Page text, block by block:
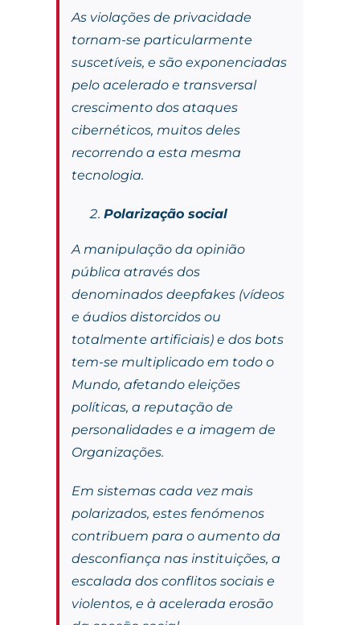
As violações de privacidade
tornam-se particularmente
suscetíveis, e são exponenciadas
pelo acelerado e transversal
crescimento dos ataques
cibernéticos, muitos deles
recorrendo a esta mesma
tecnologia.
Polarização social
A manipulação da opinião
pública através dos
denominados deepfakes(vídeos
e áudios distorcidos ou
totalmente artificiais) e dos bots
tem-se multiplicado em todo o
Mundo, afetando eleições
políticas, a reputação de
personalidades e a imagem de
Organizações.
Em sistemas cada vez mais
polarizados, estes fenómenos
contribuem para o aumento da
desconfiança nas instituições, a
escalada dos conflitos sociais e
violentos, e à acelerada erosão